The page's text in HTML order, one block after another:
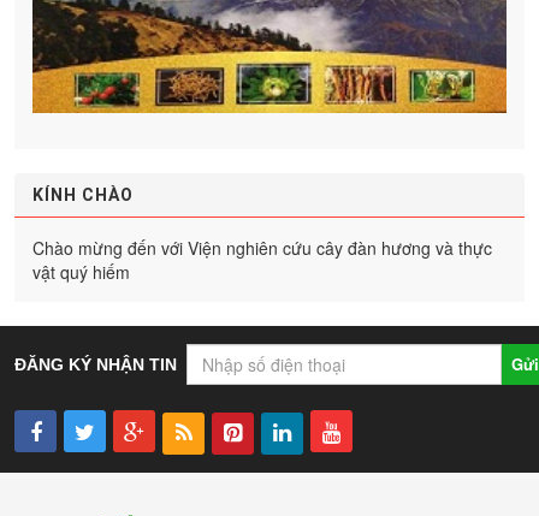
KÍNH CHÀO
Chào mừng đến với Viện nghiên cứu cây đàn hương và thực
vật quý hiếm
ĐĂNG KÝ NHẬN TIN Gửi